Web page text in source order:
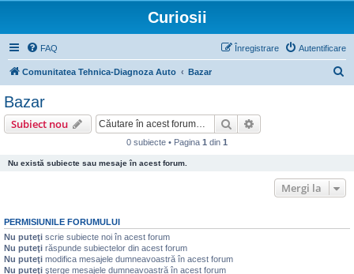
Curiosii
FAQ Autentificare
Înregistrare
Comunitatea Tehnica-Diagnoza Auto Bazar
Bazar
Subiect nou Căutare
0 subiecte • Pagina 1 din 1
Nu există subiecte sau mesaje în acest forum.
Mergi la
PERMISIUNILE FORUMULUI
Nu puteţi scrie subiecte noi în acest forum
Nu puteţi răspunde subiectelor din acest forum
Nu puteţi modifica mesajele dumneavoastră în acest forum
Nu puteţi şterge mesajele dumneavoastră în acest forum